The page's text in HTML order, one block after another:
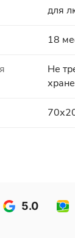
для
18
Не
5.0